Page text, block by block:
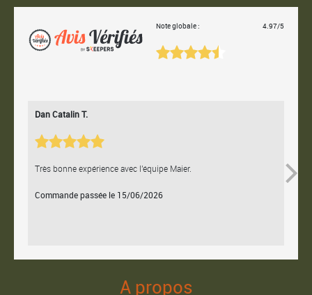
Note globale : 4.97/5
Dan Catalin T.
Très bonne expérience avec l'équipe Maier.
Commande passée le 15/06/2026
A propos